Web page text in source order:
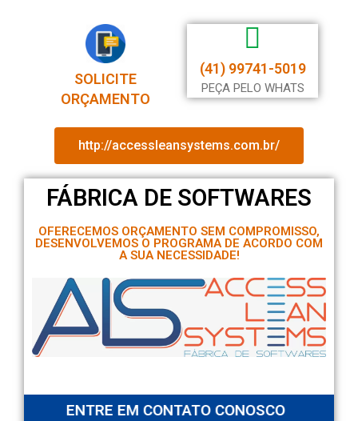
SOLICITE
ORÇAMENTO
(41) 99741-5019
PEÇA PELO WHATS
http://accessleansystems.com.br/
FÁBRICA DE SOFTWARES
OFERECEMOS ORÇAMENTO SEM COMPROMISSO,
DESENVOLVEMOS O PROGRAMA DE ACORDO COM
A SUA NECESSIDADE!
ENTRE EM CONTATO CONOSCO